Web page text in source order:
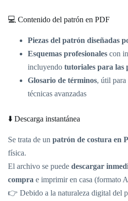
💻 Contenido del patrón en PDF
Piezas del patrón diseñadas
Esquemas profesionales con
incluyendo tutoriales para las
Glosario de términos, útil para
técnicas avanzadas
⬇️ Descarga instantánea
Se trata de un patrón de costura en
física.
El archivo se puede descargar
compra e imprimir en casa (formato
👉 Debido a la naturaleza digital del